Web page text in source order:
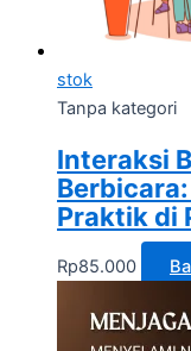
stok
Tanpa kategori
Interaksi
Praktik di
Rp85.000